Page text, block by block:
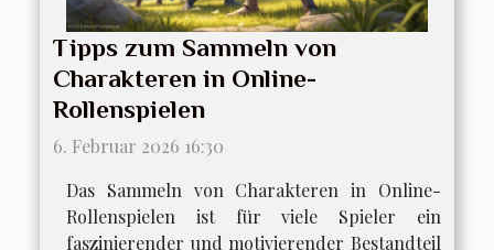
Tipps zum Sammeln von
Charakteren in Online-
Rollenspielen
6. Februar 2026 16:30
Das Sammeln von Charakteren in Online-
Rollenspielen ist für viele Spieler ein
faszinierender und motivierender Bestandteil